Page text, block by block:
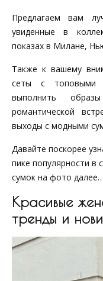
Предлагаем вам
увиденные в
показах в Милане,
Также к вашему
сеты с топовыми
выполнить
романтической
выходы с модными
Давайте поскорее
пике популярности в
сумок на фото далее…
Красивые
тренды и